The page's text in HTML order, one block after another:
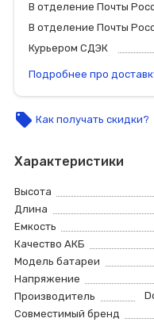
В отделение Почты
В отделение Почты
Курьером СДЭК
Подробнее про
local_offer Как получать скидки?
Характеристики
Высота
Длина
Емкость
Качество АКБ
Модель батареи
Напряжение
Производитель
Совместимый бренд